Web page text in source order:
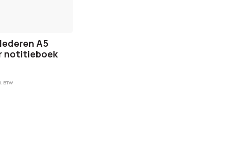
A5
notitieboek
BTW